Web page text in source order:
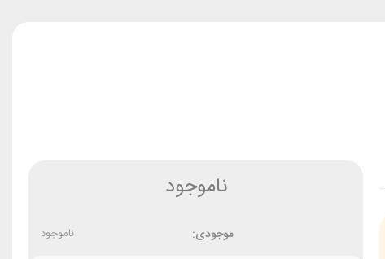
ناموجود
موجودی: ناموجود